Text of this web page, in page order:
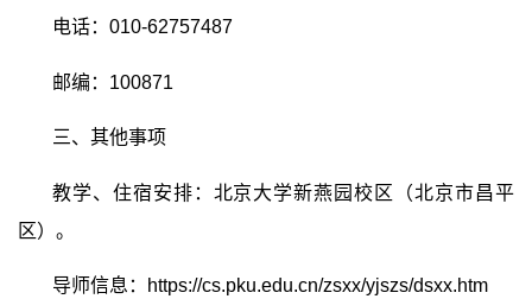
电话： 010-62757487
邮编： 100871
三、其他事项
教学、住宿安排：北京大学新燕园校区（北京市昌平
区）。
导师信息： https://cs.pku.edu.cn/zsxx/yjszs/dsxx.htm